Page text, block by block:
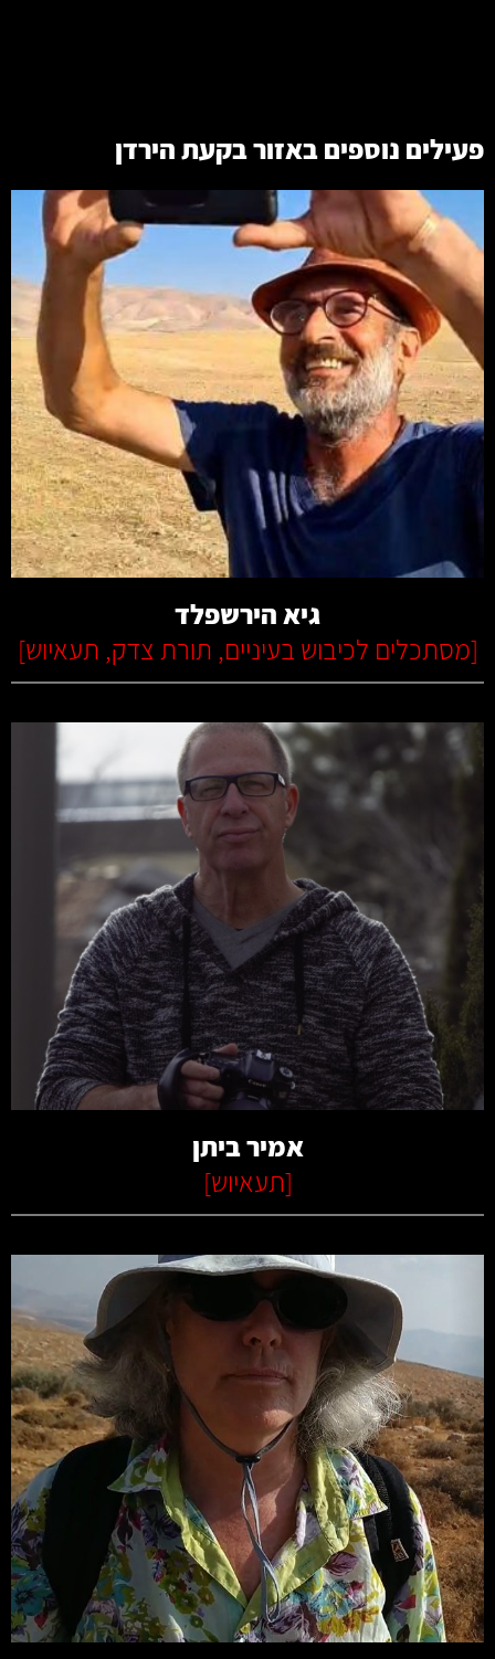
פעילים נוספים באזורבקעת הירדן
קרא עוד
גיא הירשפלד
[מסתכלים לכיבוש בעיניים, תורת צדק, תעאיוש]
קרא עוד
אמיר ביתן
[תעאיוש]
קרא עוד